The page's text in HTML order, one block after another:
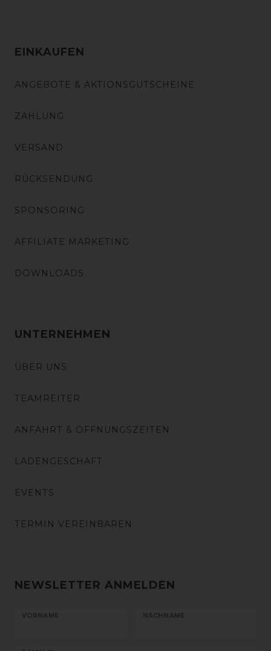
EINKAUFEN
ANGEBOTE & AKTIONSGUTSCHEINE
ZAHLUNG
VERSAND
RÜCKSENDUNG
SPONSORING
AFFILIATE MARKETING
DOWNLOADS
UNTERNEHMEN
ÜBER UNS
TEAMREITER
ANFAHRT & ÖFFNUNGSZEITEN
LADENGESCHÄFT
EVENTS
TERMIN VEREINBAREN
NEWSLETTER ANMELDEN
VORNAME NACHNAME